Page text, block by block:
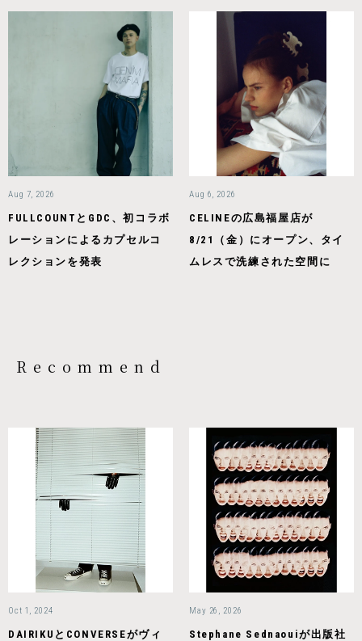
Aug 7, 2026
FULLCOUNTとGDC、初コラボ
レーションによるカプセルコ
レクションを発表
Aug 6, 2026
CELINEの広島福屋店が
8/21（金）にオープン、タイ
ムレスで洗練された空間に
Recommend
Oct 1, 2024
DAIRIKUとCONVERSEがヴィ
May 26, 2026
Stephane Sednaouiが出版社